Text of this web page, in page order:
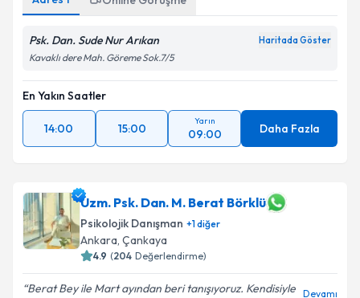
Psk. Dan. Sude Nur Arıkan Haritada Göster
Kavaklı dere Mah. Göreme Sok.7/5
En Yakın Saatler
14:00 15:00
Yarın
09:00 Daha Fazla
Uzm. Psk. Dan. M. Berat Börklü
Psikolojik Danışman +1diğer
Ankara, Çankaya
4.9 (204 Değerlendirme)
Berat Bey ile Mart ayından beri tanışıyoruz. Kendisiyle Devamı